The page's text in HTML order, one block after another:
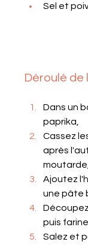
Sel et
Déroulé de
Dans un
paprika,
Cassez
après
moutarde,
Ajoutez
une pâte
puis
Salez et